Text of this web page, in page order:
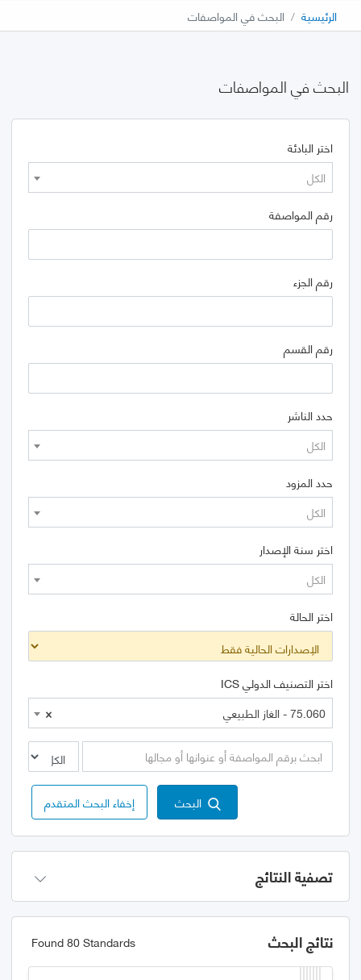
الرئيسية البحث في المواصفات
البحث في المواصفات
اختر البادئة
الكل
رقم المواصفة
رقم الجزء
رقم القسم
حدد الناشر
الكل
حدد المزود
الكل
اختر سنة الإصدار
الكل
اختر الحالة
اختر التصنيف الدولي ICS
×
75.060 - الغاز الطبيعي
البحث إخفاء البحث المتقدم
تصفية النتائج
نتائج البحث Found 80 Standards